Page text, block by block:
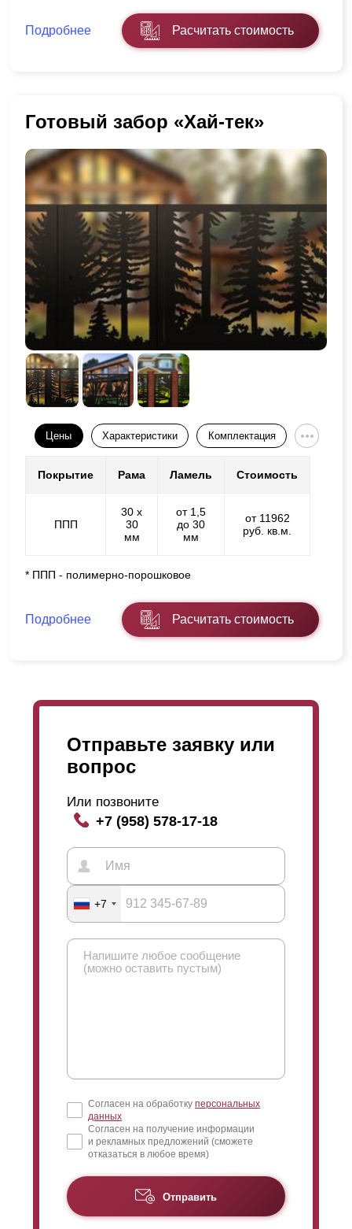
Подробнее Расчитать стоимость
Готовый забор «Хай-тек»
Цены Характеристики Комплектация
Покрытие Рама Ламель Стоимость
ППП
30 х
30
мм
от 1,5
до 30
мм
от 11962
руб. кв.м.
* ППП - полимерно-порошковое
Подробнее Расчитать стоимость
Отправьте заявку или
вопрос
Или позвоните
+7 (958) 578-17-18
+7
Согласен на обработку персональных
данных
Согласен на получение информации
и рекламных предложений (сможете
отказаться в любое время)
Отправить